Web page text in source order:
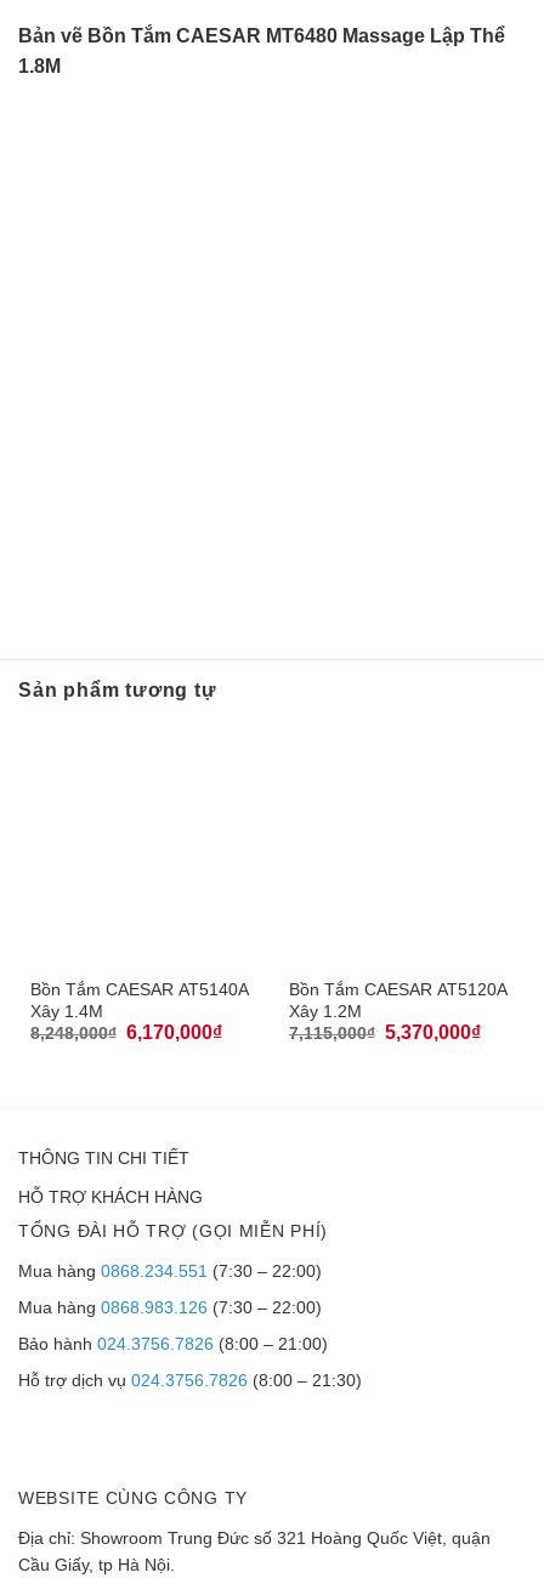
Bản vẽ Bồn Tắm CAESAR MT6480 Massage Lập Thể
1.8M
Sản phẩm tương tự
Bồn Tắm CAESAR AT5140A
Xây 1.4M
8,248,000₫ 6,170,000₫
Bồn Tắm CAESAR AT5120A
Xây 1.2M
7,115,000₫ 5,370,000₫
THÔNG TIN CHI TIẾT
HỖ TRỢ KHÁCH HÀNG
TỔNG ĐÀI HỖ TRỢ (GỌI MIỄN PHÍ)
Mua hàng 0868.234.551 (7:30 – 22:00)
Mua hàng 0868.983.126 (7:30 – 22:00)
Bảo hành 024.3756.7826 (8:00 – 21:00)
Hỗ trợ dịch vụ 024.3756.7826 (8:00 – 21:30)
WEBSITE CÙNG CÔNG TY
Địa chỉ: Showroom Trung Đức số 321 Hoàng Quốc Việt, quận
Cầu Giấy, tp Hà Nội.